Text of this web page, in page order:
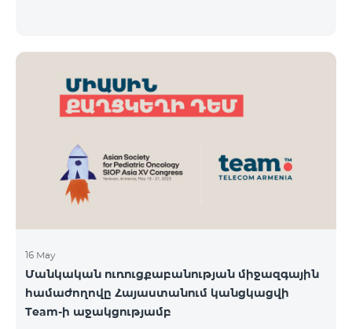
16 May
Մանկական ուռուցքաբանության միջազգային
համաժողովը Հայաստանում կանցկացվի
Team-ի աջակցությամբ